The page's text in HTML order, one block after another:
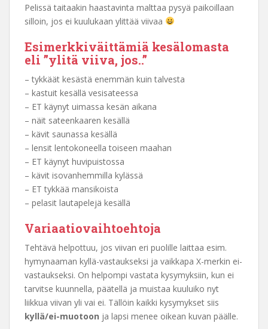
Pelissä taitaakin haastavinta malttaa pysyä paikoillaan
silloin, jos ei kuulukaan ylittää viivaa
Esimerkkiväittämiä kesälomasta
eli ”ylitä viiva, jos..”
– tykkäät kesästä enemmän kuin talvesta
– kastuit kesällä vesisateessa
– ET käynyt uimassa kesän aikana
– näit sateenkaaren kesällä
– kävit saunassa kesällä
– lensit lentokoneella toiseen maahan
– ET käynyt huvipuistossa
– kävit isovanhemmilla kylässä
– ET tykkää mansikoista
– pelasit lautapelejä kesällä
Variaatiovaihtoehtoja
Tehtävä helpottuu, jos viivan eri puolille laittaa esim.
hymynaaman kyllä-vastaukseksi ja vaikkapa X-merkin ei-
vastaukseksi. On helpompi vastata kysymyksiin, kun ei
tarvitse kuunnella, päätellä ja muistaa kuuluiko nyt
liikkua viivan yli vai ei. Tällöin kaikki kysymykset siis
kyllä/ei-muotoon ja lapsi menee oikean kuvan päälle.